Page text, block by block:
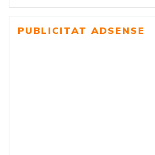
PUBLICITAT ADSENSE